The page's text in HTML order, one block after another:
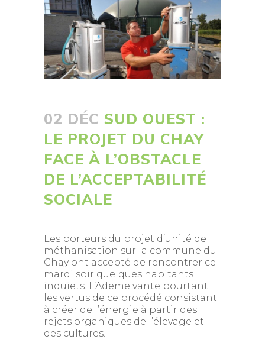
02 DÉC SUD OUEST :
LE PROJET DU CHAY
FACE À L’OBSTACLE
DE L’ACCEPTABILITÉ
SOCIALE
Les porteurs du projet d’unité de
méthanisation sur la commune du
Chay ont accepté de rencontrer ce
mardi soir quelques habitants
inquiets. L’Ademe vante pourtant
les vertus de ce procédé consistant
à créer de l’énergie à partir des
rejets organiques de l’élevage et
des cultures.